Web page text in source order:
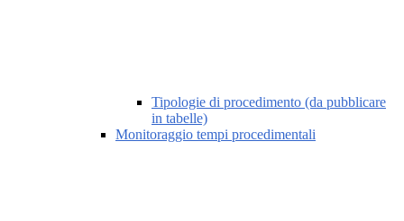
Tipologie di procedimento (da pubblicare
in tabelle)
Monitoraggio tempi procedimentali